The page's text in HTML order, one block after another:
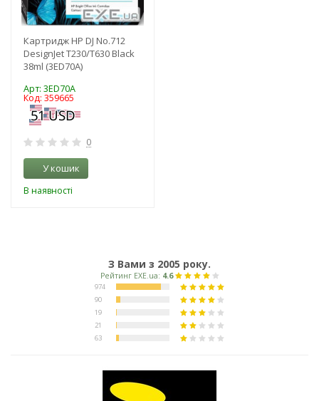
Картридж HP DJ No.712
DesignJet Т230/Т630 Black
38ml (3ED70A)
Арт: 3ED70A
Код: 359665
0
У кошик
В наявності
З Вами з 2005 року.